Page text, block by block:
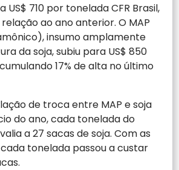
US$ 710 por tonelada CFR Brasil,
ao ano anterior. O MAP
insumo amplamente
da soja, subiu para US$ 850
17% de alta no último
de troca entre MAP e soja
do ano, cada tonelada do
a 27 sacas de soja. Com as
tonelada passou a custar